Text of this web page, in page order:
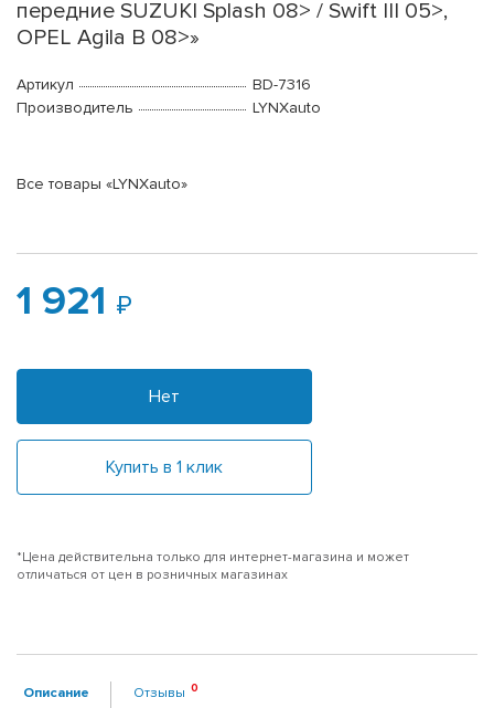
передние SUZUKI Splash 08> / Swift III 05>,
OPEL Agila B 08>»
Артикул
BD-7316
Производитель
LYNXauto
Все товары «LYNXauto»
1 921
Нет
Купить в 1 клик
*Цена действительна только для интернет-магазина и может
отличаться от цен в розничных магазинах
Описание Отзывы